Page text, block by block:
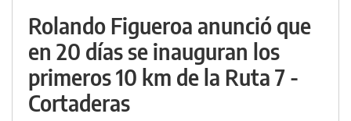
Rolando Figueroa anunció que
en 20 días se inauguran los
primeros 10 km de la Ruta 7 -
Cortaderas